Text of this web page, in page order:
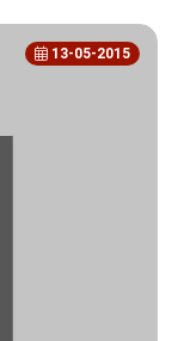
13-05-2015